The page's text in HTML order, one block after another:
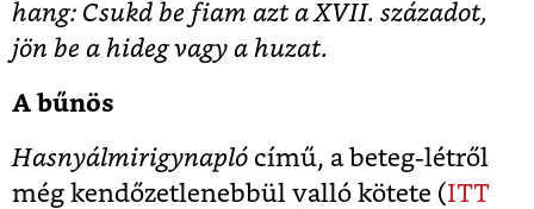
hang: Csukd be fiam azt a XVII. századot,
jön be a hideg vagy a huzat.
A bűnös
Hasnyálmirigynapló című, a beteg-létről
még kendőzetlenebbül valló kötete (ITT